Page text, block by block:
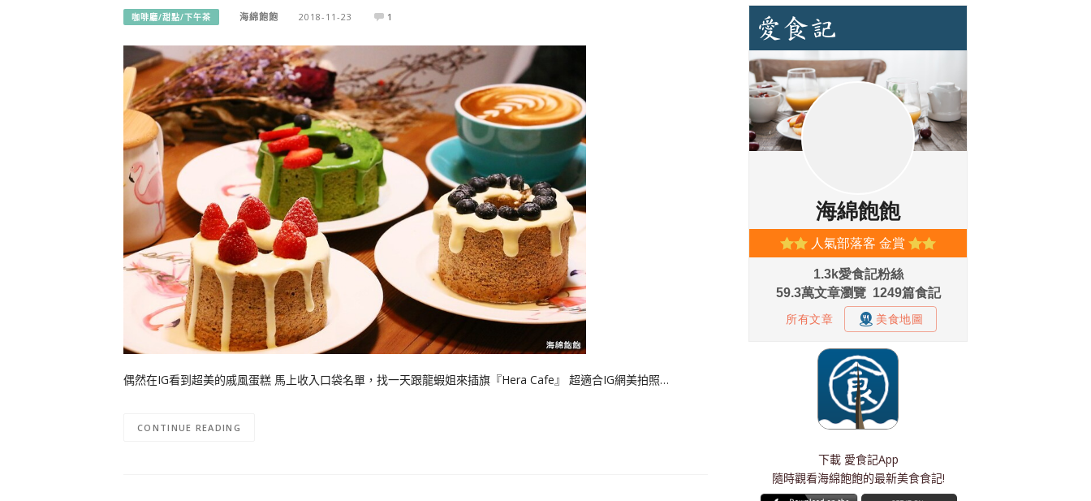
咖啡廳/甜點/下午茶 海綿飽飽 2018-11-23 1
偶然在IG看到超美的戚風蛋糕 馬上收入口袋名單，找一天跟龍蝦姐來插旗『Hera Cafe』 超適合IG網美拍照…
CONTINUE READING
下載 愛食記App
隨時觀看海綿飽飽的最新美食食記!